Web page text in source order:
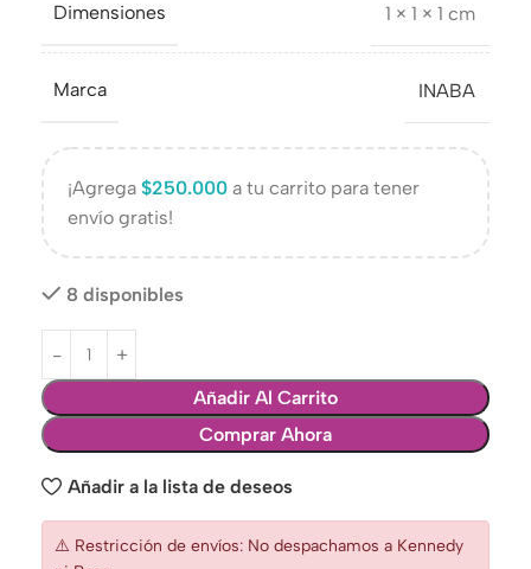
Dimensiones 1 × 1 × 1 cm
Marca INABA
¡Agrega $250.000 a tu carrito para tener
envío gratis!
8 disponibles
Añadir Al Carrito
Comprar Ahora
Añadir a la lista de deseos
⚠️ Restricción de envíos: No despachamos a Kennedy